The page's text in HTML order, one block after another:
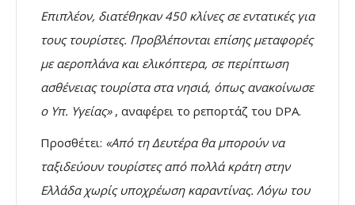
Επιπλέον, διατέθηκαν 450 κλίνες σε εντατικές για
τους τουρίστες. Προβλέπονται επίσης μεταφορές
με αεροπλάνα και ελικόπτερα, σε περίπτωση
ασθένειας τουρίστα στα νησιά, όπως ανακοίνωσε
ο Υπ. Υγείας», αναφέρει το ρεπορτάζ του DPA.
Προσθέτει: «Από τη Δευτέρα θα μπορούν να
ταξιδεύουν τουρίστες από πολλά κράτη στην
Ελλάδα χωρίς υποχρέωση καραντίνας. Λόγω του